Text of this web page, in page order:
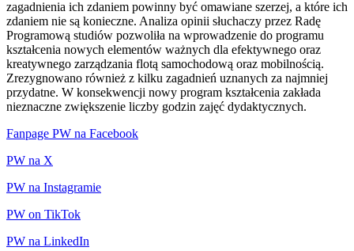
zagadnienia ich zdaniem powinny być omawiane szerzej, a które ich
zdaniem nie są konieczne. Analiza opinii słuchaczy przez Radę
Programową studiów pozwoliła na wprowadzenie do programu
kształcenia nowych elementów ważnych dla efektywnego oraz
kreatywnego zarządzania flotą samochodową oraz mobilnością.
Zrezygnowano również z kilku zagadnień uznanych za najmniej
przydatne. W konsekwencji nowy program kształcenia zakłada
nieznaczne zwiększenie liczby godzin zajęć dydaktycznych.
Fanpage PW na Facebook
PW na X
PW na Instagramie
PW on TikTok
PW na LinkedIn